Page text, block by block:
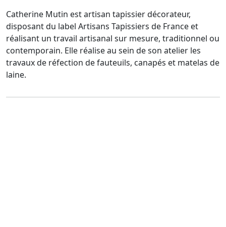
Catherine Mutin est artisan tapissier décorateur,
disposant du label Artisans Tapissiers de France et
réalisant un travail artisanal sur mesure, traditionnel ou
contemporain. Elle réalise au sein de son atelier les
travaux de réfection de fauteuils, canapés et matelas de
laine.